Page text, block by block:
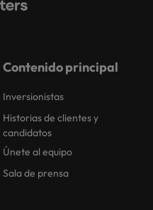
Contenido principal
Inversionistas
Historias de clientes y
candidatos
Únete al equipo
Sala de prensa